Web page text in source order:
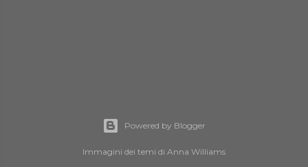
Powered by Blogger
Immagini dei temi di Anna Williams